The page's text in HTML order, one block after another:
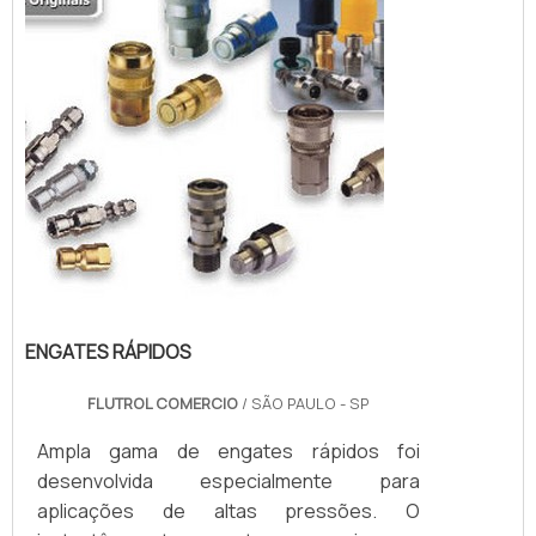
pneu...
ENGATES RÁPIDOS
FLUTROL COMERCIO / SÃO PAULO - SP
Ampla gama de engates rápidos foi
desenvolvida especialmente para
aplicações de altas pressões. O